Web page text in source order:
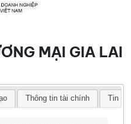
MẠI GIA LAI
Thông tin tài chính Tin